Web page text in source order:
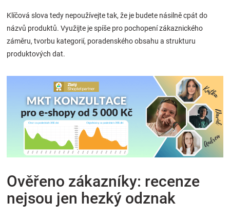
Klíčová slova tedy nepoužívejte tak, že je budete násilně cpát do
názvů produktů. Využijte je spíše pro pochopení zákaznického
záměru, tvorbu kategorií, poradenského obsahu a strukturu
produktových dat.
Ověřeno zákazníky: recenze
nejsou jen hezký odznak